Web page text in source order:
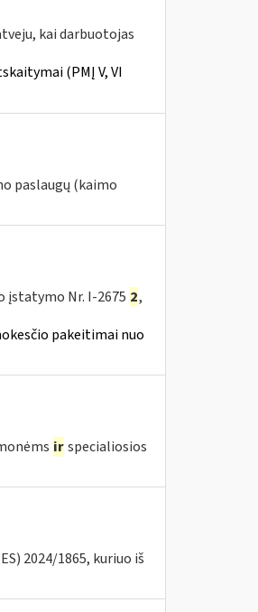
kai darbuotojas
(PMĮ V, VI
paslaugų (kaimo
įstatymo Nr. I-2675 2,
pakeitimai nuo
ir specialiosios
2024/1865, kuriuo iš